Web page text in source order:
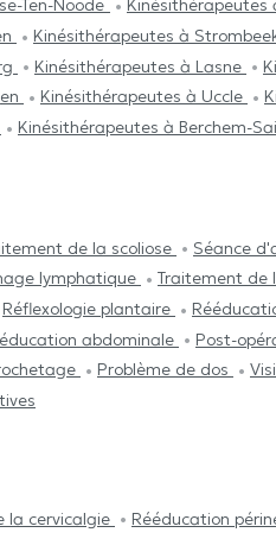
Ten-Noode
Kinésithérapeutes
Kinésithérapeutes à
Kinésithérapeutes à Lasne
Kinésithérapeutes à Uccle
Kinésithérapeutes à Berchem-
de la scoliose Séance
lymphatique
Traitement de
Réflexologie plantaire
abdominale Post-
Problème de dos
la cervicalgie Rééducation